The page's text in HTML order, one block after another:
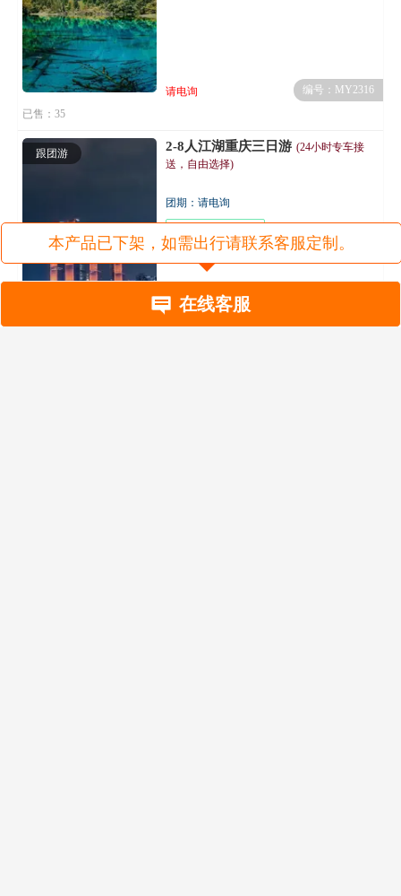
请电询
编号：MY2316
已售：35
跟团游 2-8人江湖重庆三日游 (24小时专车接
送，自由选择)
团期：请电询
本产品已下架，如需出行请联系客服定制。
在线客服